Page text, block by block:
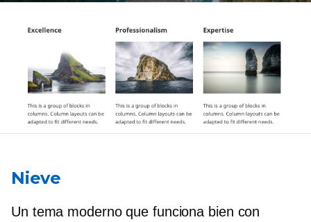
Nieve
Un tema moderno que funciona bien con